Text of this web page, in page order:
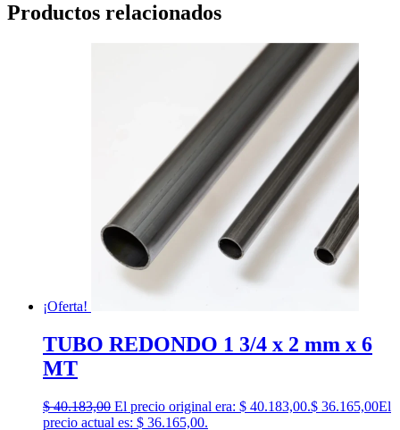
Productos relacionados
¡Oferta!
TUBO REDONDO 1 3/4 x 2 mm x 6
MT
$40.183,00 El precio original era: $ 40.183,00.$ 36.165,00El
precio actual es: $ 36.165,00.